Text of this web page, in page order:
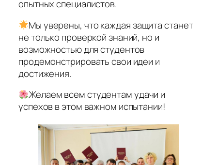
опытных специалистов.
Мы уверены, что каждая защита станет
не только проверкой знаний, но и
возможностью для студентов
продемонстрировать свои идеи и
достижения.
Желаем всем студентам удачи и
успехов в этом важном испытании!